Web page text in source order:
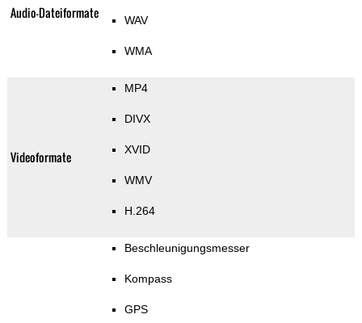
Audio-Dateiformate WAV
WMA
Videoformate
MP4
DIVX
XVID
WMV
H.264
Beschleunigungsmesser
Kompass
GPS